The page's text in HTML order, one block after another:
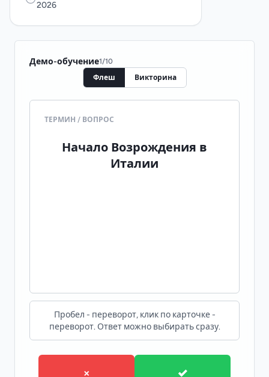
2026
Демо-обучение1/10
Флеш Викторина
ТЕРМИН / ВОПРОС
Начало Возрождения в
Италии
XIV-XV вв. -> Переход к новому типу
культуры
Пробел - переворот, клик по карточке -
переворот. Ответ можно выбирать сразу.
× ✓